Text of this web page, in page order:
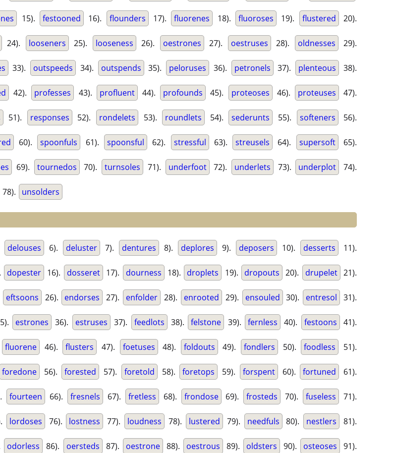
15). festooned 16). flounders 17). fluorenes 18). fluoroses 19). flustered 20).
24). looseners 25). looseness 26). oestrones 27). oestruses 28). oldnesses 29).
33). outspeeds 34). outspends 35). peloruses 36). petronels 37). plenteous 38).
42). professes 43). profluent 44). profounds 45). proteoses 46). proteuses 47).
51). responses 52). rondelets 53). roundlets 54). sederunts 55). softeners 56).
60). spoonfuls 61). spoonsful 62). stressful 63). streusels 64). supersoft 65).
69). tournedos 70). turnsoles 71). underfoot 72). underlets 73). underplot 74).
78). unsolders
delouses 6). deluster 7). dentures 8). deplores 9). deposers 10). desserts 11).
dopester 16). dosseret 17). dourness 18). droplets 19). dropouts 20). drupelet 21).
eftsoons 26). endorses 27). enfolder 28). enrooted 29). ensouled 30). entresol 31).
estrones 36). estruses 37). feedlots 38). felstone 39). fernless 40). festoons 41).
fluorene 46). flusters 47). foetuses 48). foldouts 49). fondlers 50). foodless 51).
foredone 56). forested 57). foretold 58). foretops 59). forspent 60). fortuned 61).
fourteen 66). fresnels 67). fretless 68). frondose 69). frosteds 70). fuseless 71).
lordoses 76). lostness 77). loudness 78). lustered 79). needfuls 80). nestlers 81).
odorless 86). oersteds 87). oestrone 88). oestrous 89). oldsters 90). osteoses 91).